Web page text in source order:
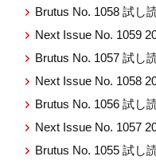
Brutus No. 1058 試し
Next Issue No. 1059
Brutus No. 1057 試し
Next Issue No. 1058
Brutus No. 1056 試し
Next Issue No. 1057
Brutus No. 1055 試し